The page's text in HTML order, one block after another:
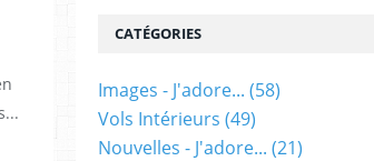
CATÉGORIES
Images - J'adore... (58)
Vols Intérieurs (49)
Nouvelles - J'adore... (21)